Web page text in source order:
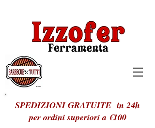
SPEDIZIONI GRATUITE in 24h
per ordini superiori a €100